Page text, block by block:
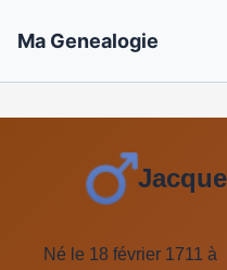
Ma Genealogie
Né le 18 février 1711 à